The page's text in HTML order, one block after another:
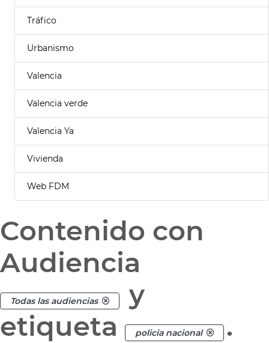
Tráfico
Urbanismo
Valencia
Valencia verde
Valencia Ya
Vivienda
Web FDM
Contenido con
Audiencia
Todas las audiencias
y
etiqueta
policia nacional .